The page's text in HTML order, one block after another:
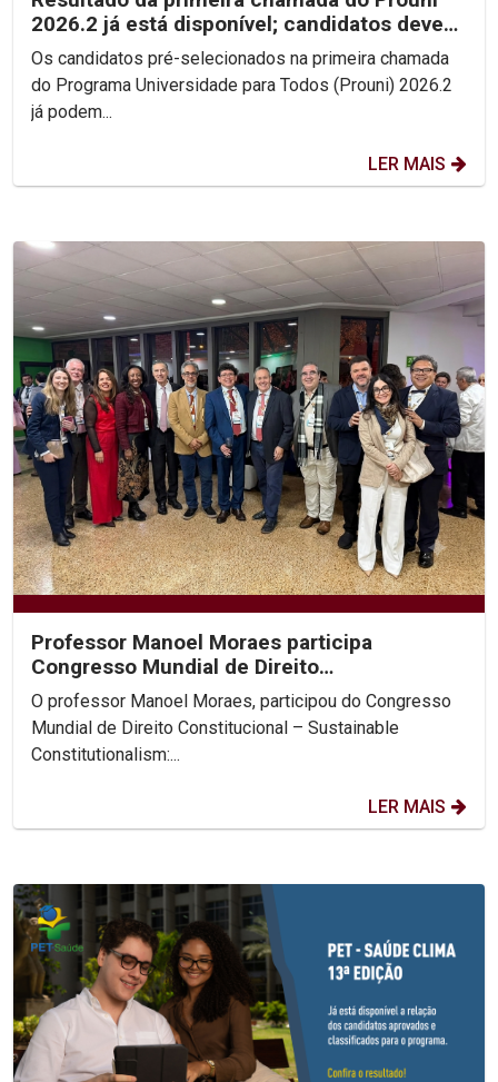
2026.2 já está disponível; candidatos devem
enviar...
Os candidatos pré-selecionados na primeira chamada
do Programa Universidade para Todos (Prouni) 2026.2
já podem...
LER MAIS
Professor Manoel Moraes participa
Congresso Mundial de Direito
Constitucional, na Colômbia.
O professor Manoel Moraes, participou do Congresso
Mundial de Direito Constitucional – Sustainable
Constitutionalism:...
LER MAIS